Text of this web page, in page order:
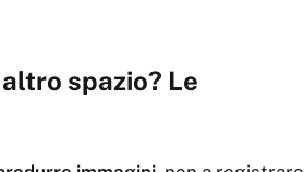
spazio? Le